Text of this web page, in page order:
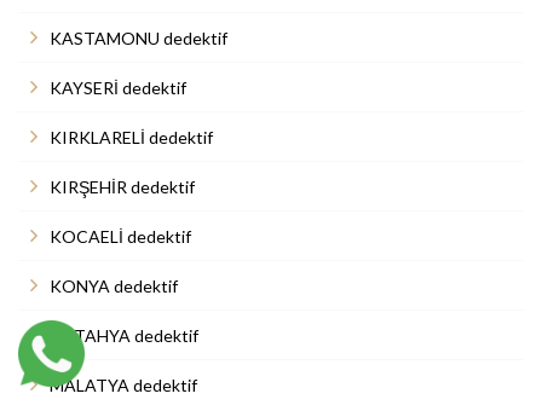
KASTAMONU dedektif
KAYSERİ dedektif
KIRKLARELİ dedektif
KIRŞEHİR dedektif
KOCAELİ dedektif
KONYA dedektif
KÜTAHYA dedektif
MALATYA dedektif